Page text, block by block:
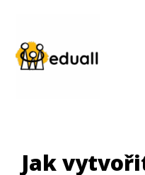
Jak